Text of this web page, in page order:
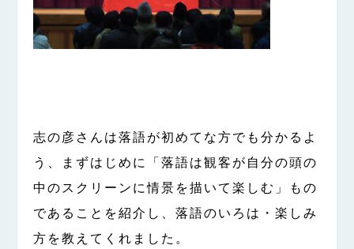
志の彦さんは落語が初めてな方でも分かるよ
う、まずはじめに「落語は観客が自分の頭の
中のスクリーンに情景を描いて楽しむ」もの
であることを紹介し、落語のいろは・楽しみ
方を教えてくれました。